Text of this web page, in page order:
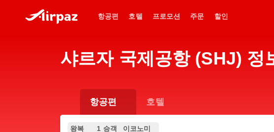
항공편 호텔 프로모션 주문 할인
샤르자 국제공항 (SHJ) 정
항공편 호텔
왕복 1 승객 이코노미